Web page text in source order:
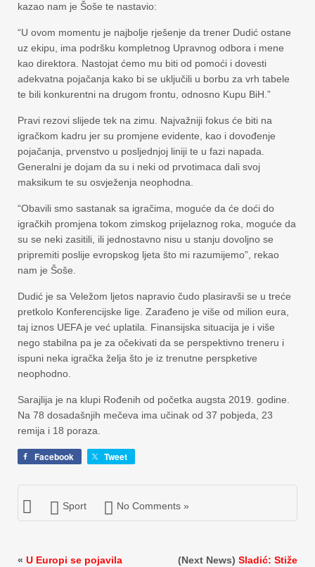
kazao nam je Šoše te nastavio:
“U ovom momentu je najbolje rješenje da trener Dudić ostane
uz ekipu, ima podršku kompletnog Upravnog odbora i mene
kao direktora. Nastojat ćemo mu biti od pomoći i dovesti
adekvatna pojačanja kako bi se uključili u borbu za vrh tabele
te bili konkurentni na drugom frontu, odnosno Kupu BiH.”
Pravi rezovi slijede tek na zimu. Najvažniji fokus će biti na
igračkom kadru jer su promjene evidente, kao i dovođenje
pojačanja, prvenstvo u posljednjoj liniji te u fazi napada.
Generalni je dojam da su i neki od prvotimaca dali svoj
maksikum te su osvježenja neophodna.
“Obavili smo sastanak sa igračima, moguće da će doći do
igračkih promjena tokom zimskog prijelaznog roka, moguće da
su se neki zasitili, ili jednostavno nisu u stanju dovoljno se
pripremiti poslije evropskog ljeta što mi razumijemo”, rekao
nam je Šoše.
Dudić je sa Veležom ljetos napravio čudo plasiravši se u treće
pretkolo Konferencijske lige. Zarađeno je više od milion eura,
taj iznos UEFA je već uplatila. Finansijska situacija je i više
nego stabilna pa je za očekivati da se perspektivno treneru i
ispuni neka igračka želja što je iz trenutne perspketive
neophodno.
Sarajlija je na klupi Rođenih od početka augsta 2019. godine.
Na 78 dosadašnjih mečeva ima učinak od 37 pobjeda, 23
remija i 18 poraza.
Facebook Tweet
Sport No Comments »
« U Europi se pojavila
(Next News) Sladić: Stiže